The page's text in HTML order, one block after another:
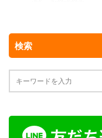
検索